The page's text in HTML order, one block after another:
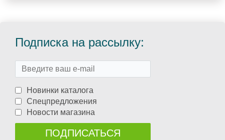
Подписка на рассылку:
Новинки каталога
Спецпредложения
Новости магазина